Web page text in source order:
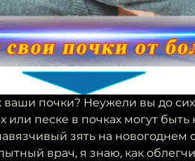
ваши почки? Неужели вы до
или песке в почках могут быть
зять на новогоднем
врач, я знаю, как